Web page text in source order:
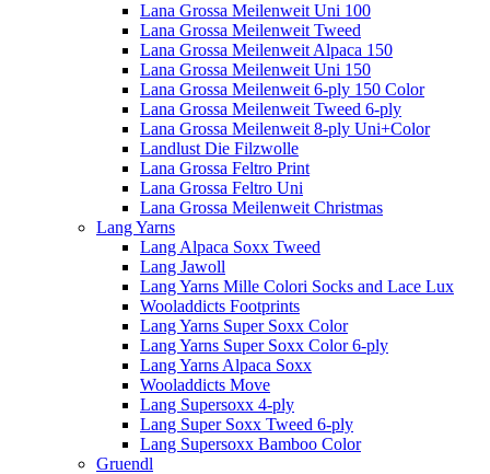
Lana Grossa Meilenweit Uni 100
Lana Grossa Meilenweit Tweed
Lana Grossa Meilenweit Alpaca 150
Lana Grossa Meilenweit Uni 150
Lana Grossa Meilenweit 6-ply 150 Color
Lana Grossa Meilenweit Tweed 6-ply
Lana Grossa Meilenweit 8-ply Uni+Color
Landlust Die Filzwolle
Lana Grossa Feltro Print
Lana Grossa Feltro Uni
Lana Grossa Meilenweit Christmas
Lang Yarns
Lang Alpaca Soxx Tweed
Lang Jawoll
Lang Yarns Mille Colori Socks and Lace Lux
Wooladdicts Footprints
Lang Yarns Super Soxx Color
Lang Yarns Super Soxx Color 6-ply
Lang Yarns Alpaca Soxx
Wooladdicts Move
Lang Supersoxx 4-ply
Lang Super Soxx Tweed 6-ply
Lang Supersoxx Bamboo Color
Gruendl